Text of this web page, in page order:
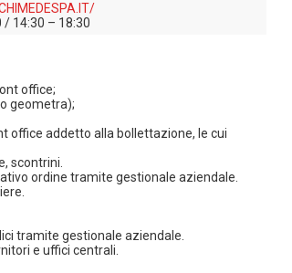
/ 14:30 – 18:30
office;
geometra);
office addetto alla bollettazione, le cui
scontrini.
ordine tramite gestionale aziendale.
tramite gestionale aziendale.
e uffici centrali.